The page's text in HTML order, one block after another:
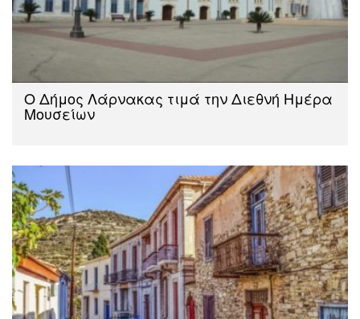
Ο Δήμος Λάρνακας τιμά την Διεθνή Ημέρα
Μουσείων